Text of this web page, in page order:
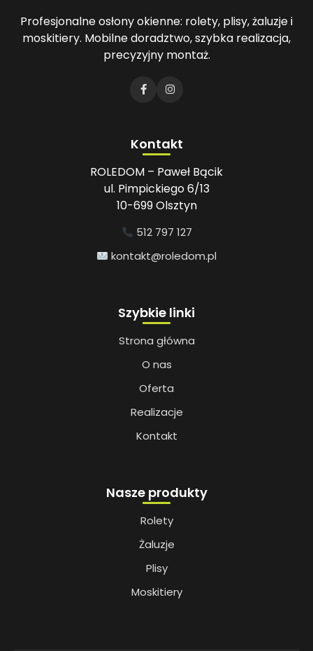
Profesjonalne osłony okienne: rolety, plisy, żaluzje i
moskitiery. Mobilne doradztwo, szybka realizacja,
precyzyjny montaż.
Kontakt
ROLEDOM – Paweł Bącik
ul. Pimpickiego 6/13
10-699 Olsztyn
512 797 127
kontakt@roledom.pl
Szybkie linki
Strona główna
O nas
Oferta
Realizacje
Kontakt
Nasze produkty
Rolety
Żaluzje
Plisy
Moskitiery